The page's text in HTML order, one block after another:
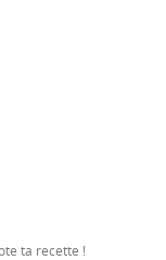
ta recette !